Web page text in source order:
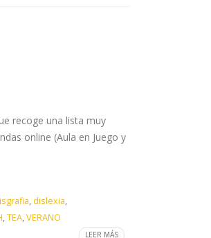
recoge una lista muy
online (Aula en Juego y
, dislexia,
,TEA,VERANO
LEER MÁS